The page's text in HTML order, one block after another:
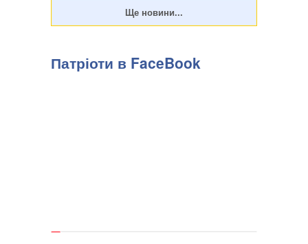
Патріоти в FaceBook